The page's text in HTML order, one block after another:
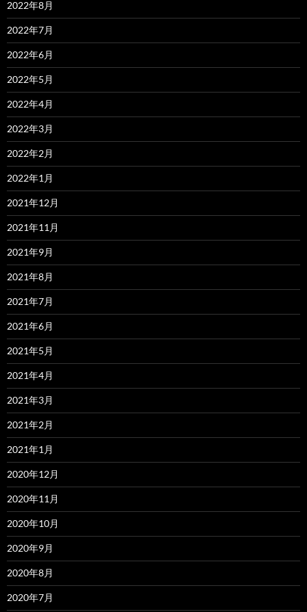
2022年8月
2022年7月
2022年6月
2022年5月
2022年4月
2022年3月
2022年2月
2022年1月
2021年12月
2021年11月
2021年9月
2021年8月
2021年7月
2021年6月
2021年5月
2021年4月
2021年3月
2021年2月
2021年1月
2020年12月
2020年11月
2020年10月
2020年9月
2020年8月
2020年7月